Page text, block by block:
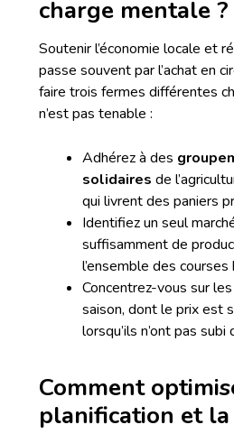
charge mentale ?
Soutenir l’économie locale et
passe souvent par l’achat en
faire trois fermes différentes
n’est pas tenable :
Adhérez à des
solidaires de
qui livrent des paniers
Identifiez un seul
suffisamment de
l’ensemble des
Concentrez-vous sur
saison, dont le prix est
lorsqu’ils n’ont pas
Comment
planification et